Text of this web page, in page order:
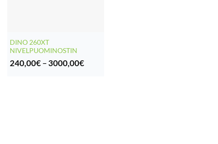
DINO 260XT
NIVELPUOMINOSTIN
240,00€ – 3000,00€Hintaluokka: